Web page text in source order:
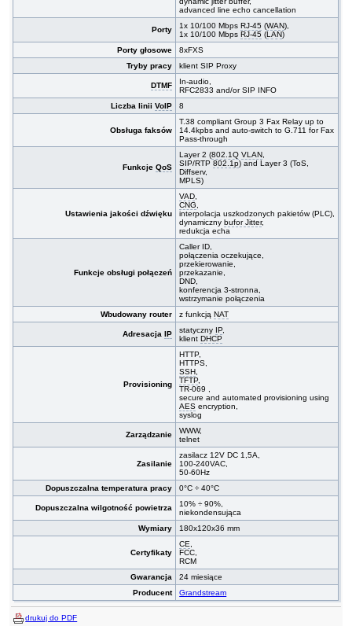
advanced line echo cancellation
Porty 1x 10/100 MbpsRJ-45 (WAN),
1x 10/100 MbpsRJ-45 (LAN)
Porty głosowe
8xFXS
Tryby pracy
klient SIP Proxy
DTMF
In-audio,
RFC2833 and/or SIP INFO
Liczba liniiVoIP 8
Obsługa faksów
T.38 compliant Group 3 Fax Relay up to
14.4kpbs and auto-switch to G.711 for Fax
Pass-through
FunkcjeQoS
Layer 2 (802.1Q VLAN,
SIP/RTP802.1p) and Layer 3 (ToS,
Diffserv,
MPLS)
Ustawienia jakości dźwięku
VAD,
CNG,
interpolacja uszkodzonych pakietów (PLC),
dynamicznybufor Jitter,
redukcja echa
Funkcje obsługi połączeń
Caller ID,
połączenia oczekujące,
przekierowanie,
przekazanie,
DND,
konferencja 3-stronna,
wstrzymanie połączenia
Wbudowany router
z funkcjąNAT
AdresacjaIP statyczny IP,
klientDHCP
Provisioning
HTTP,
HTTPS,
SSH,
TFTP,
TR-069 ,
secure and automated provisioning using
AES encryption,
syslog
Zarządzanie
WWW,
telnet
Zasilanie
zasilacz 12V DC 1,5A,
100-240VAC,
50-60Hz
Dopuszczalna temperatura pracy
0°C ÷ 40°C
Dopuszczalna wilgotność powietrza
10% ÷ 90%,
niekondensująca
Wymiary
180x120x36 mm
Certyfikaty
CE,
FCC,
RCM
Gwarancja
24 miesiące
Producent
Grandstream
drukuj do PDF